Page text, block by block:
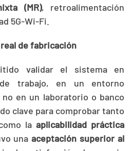
(MR), retroalimentación
5G-Wi-Fi.
de fabricación
validar el sistema en
trabajo, en un entorno
en un laboratorio o banco
clave para comprobar tanto
la aplicabilidad práctica
unaaceptación superior al